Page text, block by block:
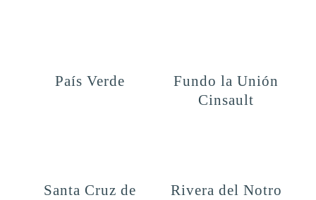
País Verde
Fundo la Unión
Cinsault
Santa Cruz de
Rivera del Notro